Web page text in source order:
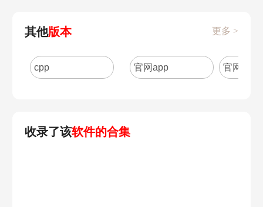
其他版本 更多 >
cpp 官网app 官网版
收录了该软件的合集